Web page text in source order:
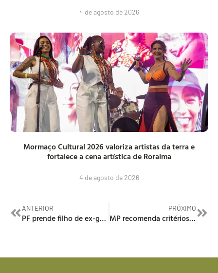
4 de agosto de 2026
Mormaço Cultural 2026 valoriza artistas da terra e
fortalece a cena artística de Roraima
4 de agosto de 2026
ANTERIOR
PF prende filho de ex-governador em garimpo yanomami
PRÓXIMO
MP recomenda critérios rigorosos para escolha de novo conselheiro do TCE